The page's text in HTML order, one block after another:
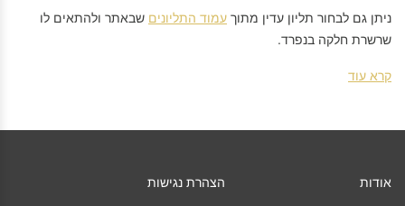
ניתן גם לבחור תליון עדין מתוך עמוד התליונים שבאתר ולהתאים לו
שרשרת חלקה בנפרד.
קרא עוד
אודות הצהרת נגישות